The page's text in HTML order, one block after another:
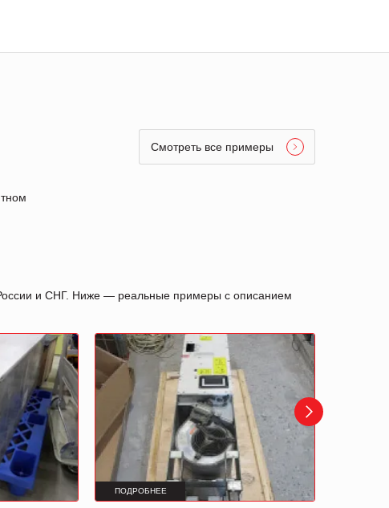
Смотреть все примеры
и СНГ. Ниже — реальные примеры с описанием
ПОДРОБНЕЕ